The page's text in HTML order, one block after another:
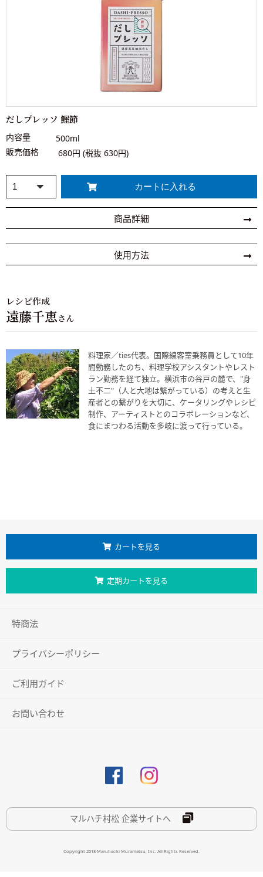
だしプレッソ 鰹節
内容量
500ml
販売価格
680円 (税抜 630円)
商品詳細
使用方法
レシピ作成
遠藤千恵さん
料理家／ties代表。国際線客室乗務員として10年
間勤務したのち、料理学校アシスタントやレスト
ラン勤務を経て独立。横浜市の谷戸の麓で、"身
土不二"（人と大地は繋がっている）の考えと生
産者との繋がりを大切に、ケータリングやレシピ
制作、アーティストとのコラボレーションなど、
食にまつわる活動を多岐に渡って行っている。
カートを見る
定期カートを見る
特商法
プライバシーポリシー
ご利用ガイド
お問い合わせ
マルハチ村松 企業サイトへ
Copyright 2018 Maruhachi Muramatsu, Inc. All Rights Reserved.